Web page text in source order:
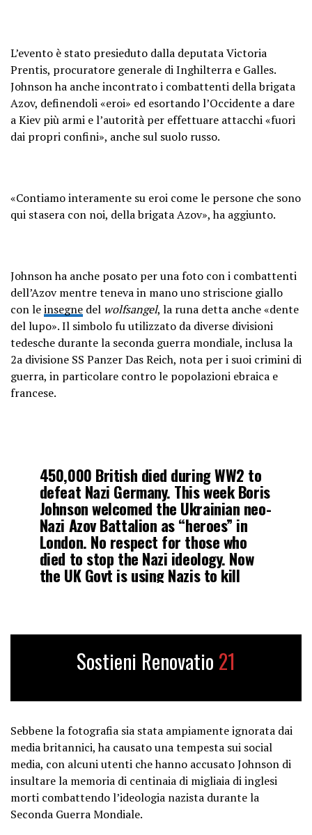
L’evento è stato presieduto dalla deputata Victoria
Prentis, procuratore generale di Inghilterra e Galles.
Johnson ha anche incontrato i combattenti della brigata
Azov, definendoli «eroi» ed esortando l’Occidente a dare
a Kiev più armi e l’autorità per effettuare attacchi «fuori
dai propri confini», anche sul suolo russo.
«Contiamo interamente su eroi come le persone che sono
qui stasera con noi, della brigata Azov», ha aggiunto.
Johnson ha anche posato per una foto con i combattenti
dell’Azov mentre teneva in mano uno striscione giallo
con leinsegne del wolfsangel, la runa detta anche «dente
del lupo». Il simbolo fu utilizzato da diverse divisioni
tedesche durante la seconda guerra mondiale, inclusa la
2a divisione SS Panzer Das Reich, nota per i suoi crimini di
guerra, in particolare contro le popolazioni ebraica e
francese.
450,000 British died during WW2 to
defeat Nazi Germany. This week Boris
Johnson welcomed the Ukrainian neo-
Nazi Azov Battalion as “heroes” in
London. No respect for those who
died to stop the Nazi ideology. Now
the UK Govt is using Nazis to kill
24, 2024Sostieni Renovatio 21
Sebbene la fotografia sia stata ampiamente ignorata dai
media britannici, ha causato una tempesta sui social
media, con alcuni utenti che hanno accusato Johnson di
insultare la memoria di centinaia di migliaia di inglesi
morti combattendo l’ideologia nazista durante la
Seconda Guerra Mondiale.